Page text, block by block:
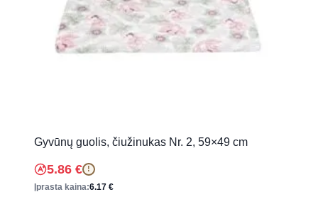
Gyvūnų guolis, čiužinukas Nr. 2, 59×49 cm
5.86 € !
Įprasta kaina:6.17 €